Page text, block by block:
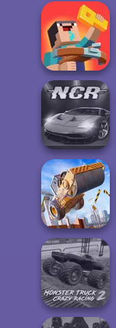
Ragdoll Arena 2
Player
Noob: Zombie
Prison Escape
Night City Racing
Construction
Ramp Jumping